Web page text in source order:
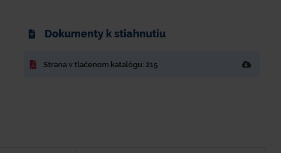
Dokumenty k stiahnutiu
Strana v tlačenom katalógu: 215